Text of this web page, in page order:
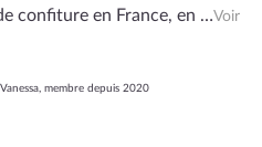
confiture en France, en …Voir
membre depuis 2020